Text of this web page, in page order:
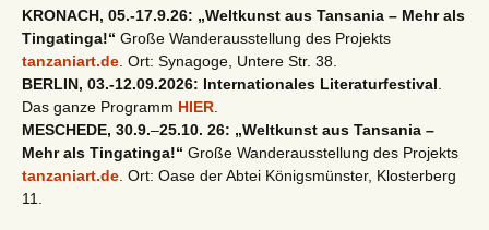
KRONACH, 05.-17.9.26: „Weltkunst aus Tansania – Mehr als
Tingatinga!“ Große Wanderausstellung des Projekts
tanzaniart.de . Ort: Synagoge, Untere Str. 38.
BERLIN, 03.-12.09.2026: Internationales Literaturfestival
Das ganze Programm HIER
MESCHEDE, 30.9.–25.10. 26: „Weltkunst aus Tansania –
Mehr als Tingatinga!“ Große Wanderausstellung des Projekts
tanzaniart.de . Ort: Oase der Abtei Königsmünster, Klosterberg
11.